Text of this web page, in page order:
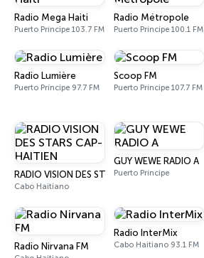
Radio Mega Haiti
Puerto Príncipe 103.7 FM
Radio Métropole
Puerto Príncipe 100.1 FM
Radio Lumière
Puerto Príncipe 97.7 FM
Scoop FM
Puerto Príncipe 107.7 FM
RADIO VISION DES STARS CAP-HAITIEN
Cabo Haitiano
GUY WEWE RADIO A
Puerto Príncipe
Radio Nirvana FM
Radio InterMix
Cabo Haitiano 93.1 FM